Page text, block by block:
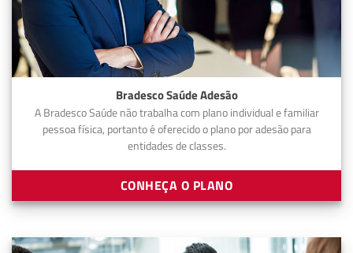
Bradesco Saúde Adesão
A Bradesco Saúde não trabalha com plano individual e familiar
pessoa física, portanto é oferecido o plano por adesão para
entidades de classes.
CONHEÇA O PLANO